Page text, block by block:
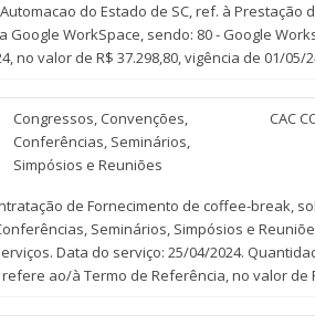
do Estado de SC, ref. à
WorkSpace, sendo: 80 - Google
no valor de R$ 37.298,80, vigência de 01/05/
Congressos, Convenções,
Conferências, Seminários,
Simpósios e Reuniões
CAC
de Fornecimento de coffee-
Seminários, Simpósios e
Data do serviço: 25/04/2024.
ao/à Termo de Referência, no valor de